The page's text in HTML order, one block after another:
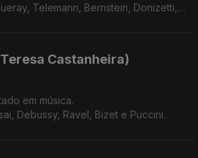
Telemann, Bernstein, Donizetti,
Castanheira)
em música.
Debussy, Ravel, Bizet e Puccini.